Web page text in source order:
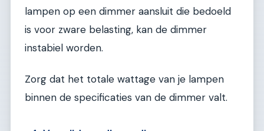
lampen op een dimmer aansluit die bedoeld
is voor zware belasting, kan de dimmer
instabiel worden.
Zorg dat het totale wattage van je lampen
binnen de specificaties van de dimmer valt.